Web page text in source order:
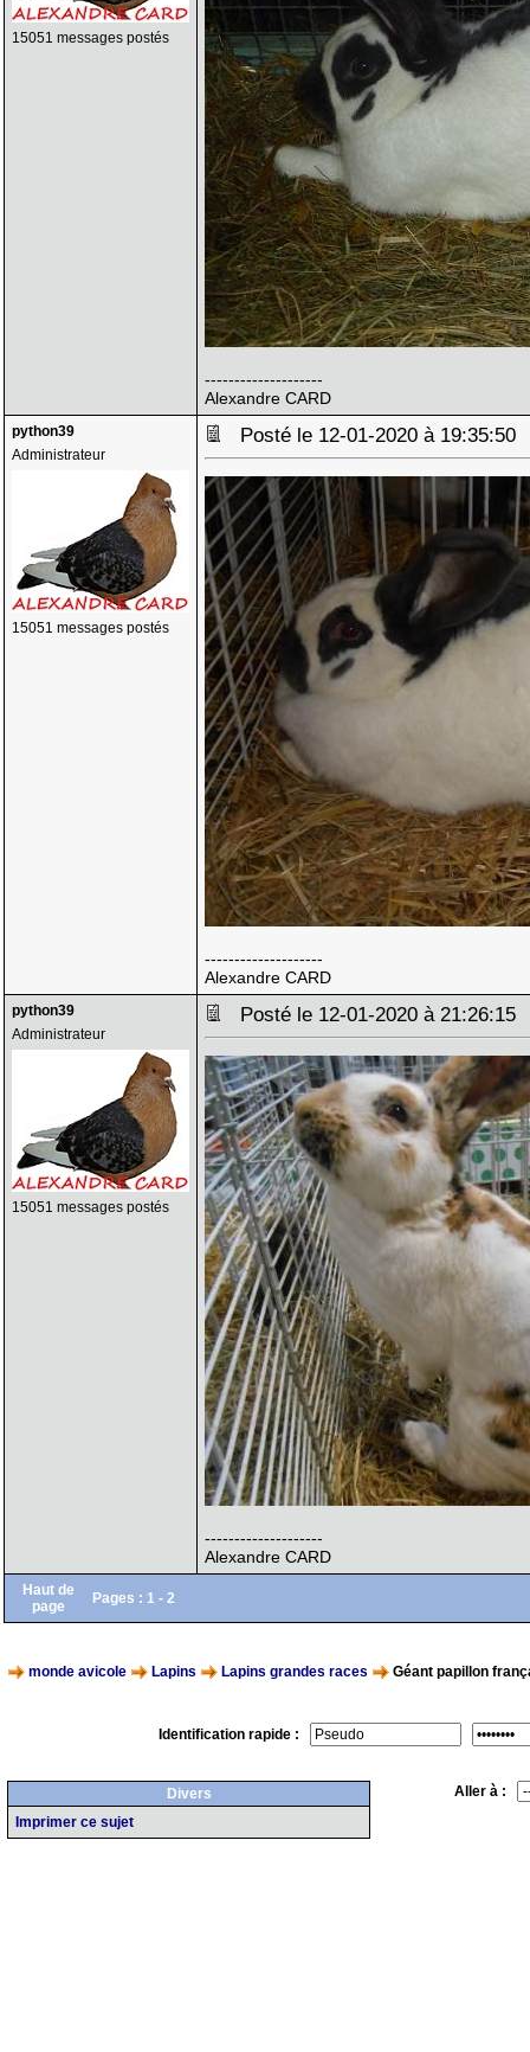
15051 messages postés
--------------------
Alexandre CARD
python39
Administrateur
15051 messages postés
Posté le 12-01-2020 à
--------------------
Alexandre CARD
python39
Administrateur
15051 messages postés
Posté le 12-01-2020 à
--------------------
Alexandre CARD
Haut de
page
Pages : 1 - 2
monde avicole Lapins Lapins grandes races Géant papillon
Identification rapide :
Divers
Imprimer ce sujet
Aller à :